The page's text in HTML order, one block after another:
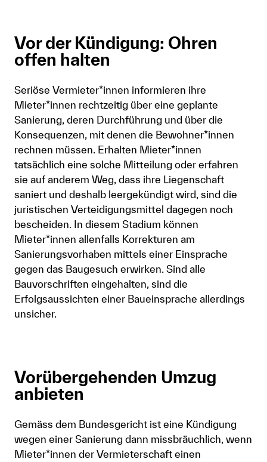
Vor der Kündigung: Ohren
offen halten
Seriöse Vermieter*innen informieren ihre
Mieter*innen rechtzeitig über eine geplante
Sanierung, deren Durchführung und über die
Konsequenzen, mit denen die Bewohner*innen
rechnen müssen. Erhalten Mieter*innen
tatsächlich eine solche Mitteilung oder erfahren
sie auf anderem Weg, dass ihre Liegenschaft
saniert und deshalb leergekündigt wird, sind die
juristischen Verteidigungsmittel dagegen noch
bescheiden. In diesem Stadium können
Mieter*innen allenfalls Korrekturen am
Sanierungsvorhaben mittels einer Einsprache
gegen das Baugesuch erwirken. Sind alle
Bauvorschriften eingehalten, sind die
Erfolgsaussichten einer Baueinsprache allerdings
unsicher.
Vorübergehenden Umzug
anbieten
Gemäss dem Bundesgericht ist eine Kündigung
wegen einer Sanierung dann missbräuchlich, wenn
Mieter*innen der Vermieterschaft einen